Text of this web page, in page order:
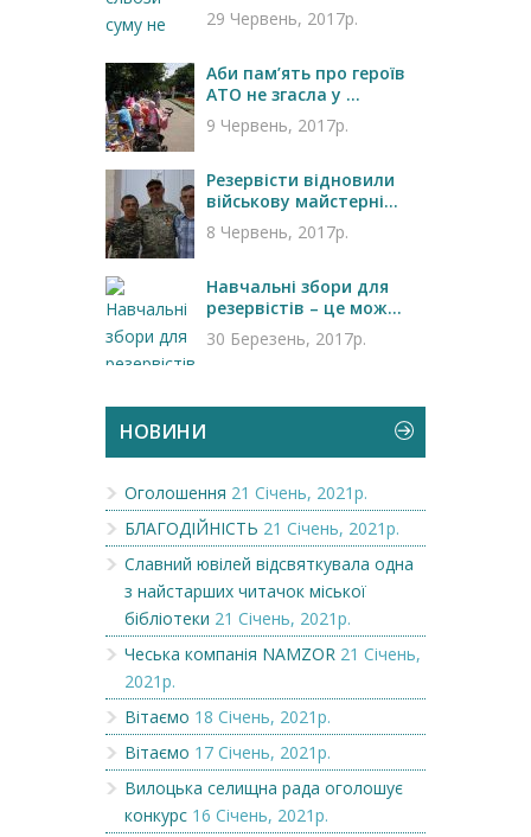
29 Червень, 2017р.
Аби пам’ять про героїв
АТО не згасла у ...
9 Червень, 2017р.
Резервісти відновили
військову майстерні...
8 Червень, 2017р.
Навчальні збори для
резервістів – це мож...
30 Березень, 2017р.
НОВИНИ
Оголошення 21 Січень, 2021р.
БЛАГОДІЙНІСТЬ 21 Січень, 2021р.
Славний ювілей відсвяткувала одна
з найстарших читачок міської
бібліотеки 21 Січень, 2021р.
Чеська компанія NAMZOR 21 Січень,
2021р.
Вітаємо 18 Січень, 2021р.
Вітаємо 17 Січень, 2021р.
Вилоцька селищна рада оголошує
конкурс 16 Січень, 2021р.